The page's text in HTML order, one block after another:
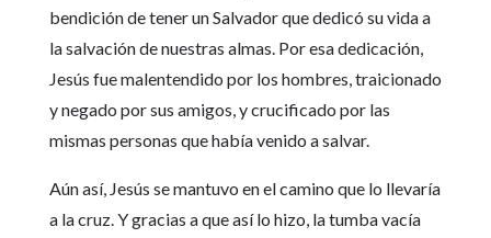
bendición de tener un Salvador que dedicó su vida a
la salvación de nuestras almas. Por esa dedicación,
Jesús fue malentendido por los hombres, traicionado
y negado por sus amigos, y crucificado por las
mismas personas que había venido a salvar.
Aún así, Jesús se mantuvo en el camino que lo llevaría
a la cruz. Y gracias a que así lo hizo, la tumba vacía